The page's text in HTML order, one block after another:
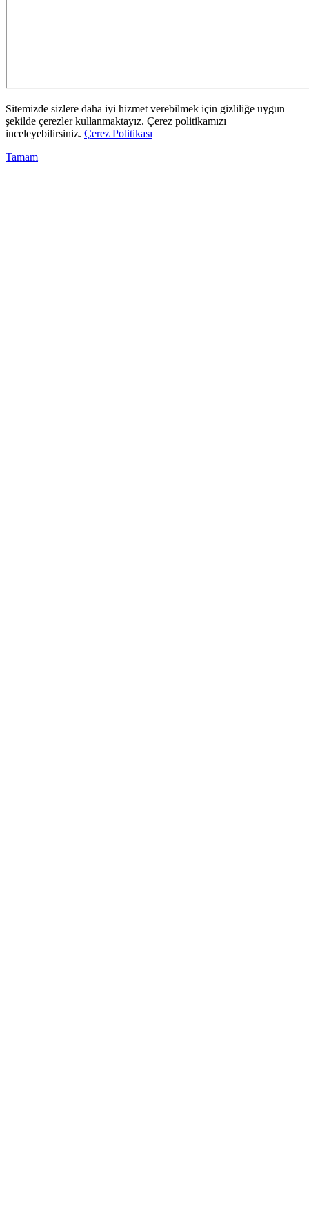
Sitemizde sizlere daha iyi hizmet verebilmek için gizliliğe uygun
şekilde çerezler kullanmaktayız. Çerez politikamızı
inceleyebilirsiniz. Çerez Politikası
Tamam